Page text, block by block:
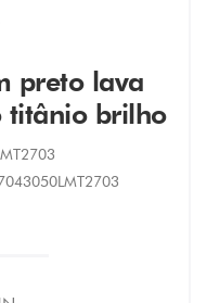
preto lava
titânio brilho